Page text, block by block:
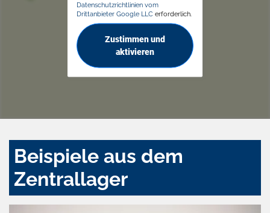
Datenschutzrichtlinien vom
Drittanbieter Google LLC erforderlich.
Zustimmen und
aktivieren
Beispiele aus dem
Zentrallager